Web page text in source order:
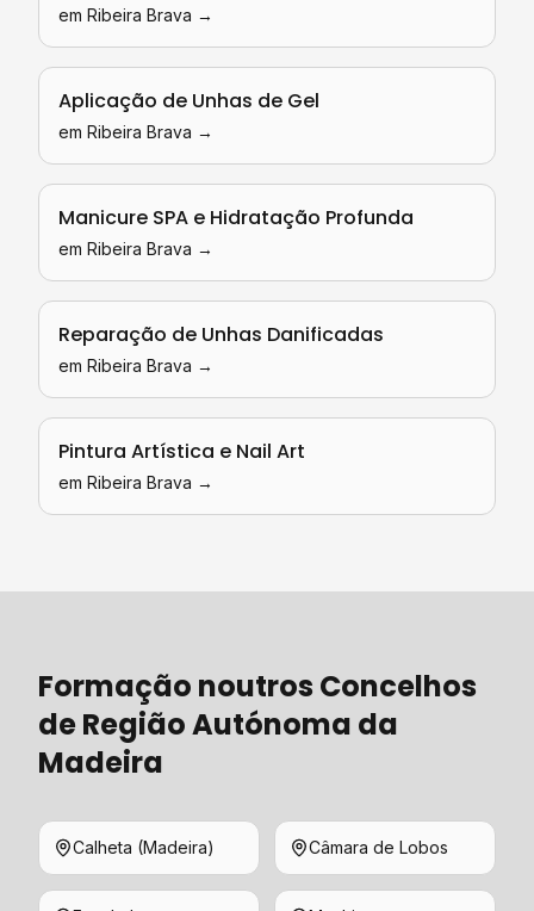
em Ribeira Brava →
Aplicação de Unhas de Gel
em Ribeira Brava →
Manicure SPA e Hidratação Profunda
em Ribeira Brava →
Reparação de Unhas Danificadas
em Ribeira Brava →
Pintura Artística e Nail Art
em Ribeira Brava →
Formação noutros Concelhos
deRegião Autónoma da
Madeira
Calheta (Madeira) Câmara de Lobos